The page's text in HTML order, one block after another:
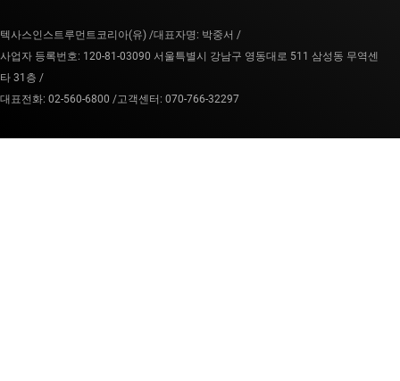
텍사스인스트루먼트코리아(유) /대표자명: 박중서 /
사업자 등록번호: 120-81-03090 서울특별시 강남구 영동대로 511 삼성동 무역센
타 31층 /
대표전화: 02-560-6800 /고객센터: 070-766-32297